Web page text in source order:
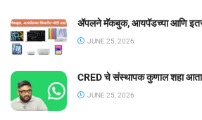
ॲपलने मॅकबुक, आयपॅडच्या आणि इतर
JUNE 25, 2026
CRED चे संस्थापक कुणाल शहा
JUNE 25, 2026